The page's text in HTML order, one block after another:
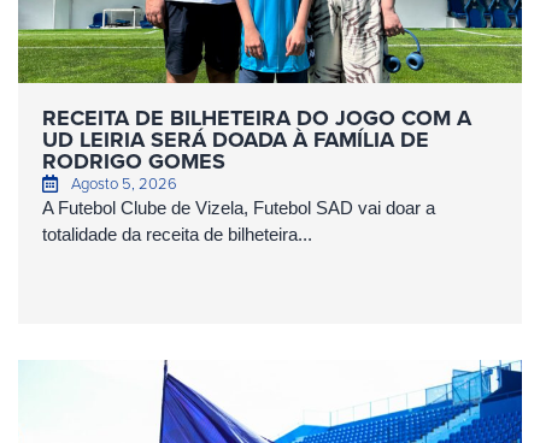
RECEITA DE BILHETEIRA DO JOGO COM A
UD LEIRIA SERÁ DOADA À FAMÍLIA DE
RODRIGO GOMES
Agosto 5, 2026
A Futebol Clube de Vizela, Futebol SAD vai doar a
totalidade da receita de bilheteira...